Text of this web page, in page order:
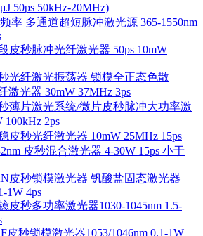
50ps 50kHz-20MHz)
率 多通道超短脉冲激光源 365-1550nm
皮秒脉冲光纤激光器 50ps 10mW
光纤激光振荡器 锁模全正态色散
激光器 30mW 37MHz 3ps
薄片激光系统/微片皮秒脉冲大功率激
100kHz 2ps
皮秒光纤激光器 10mW 25MHz 15ps
皮秒混合激光器 4-30W 15ps 小于
皮秒锁模激光器 钒酸盐固态激光器
1W 4ps
皮秒多功率激光器1030-1045nm 1.5-
皮秒锁模激光器1053/1046nm 0.1-1W